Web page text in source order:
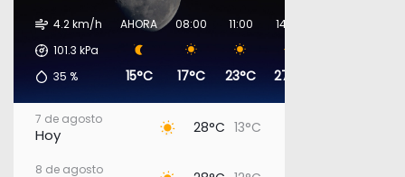
4.2 km/h
101.3 kPa
35 %
AHORA
15°C
08:00
17°C
11:00
23°C
14:00
27°C
7 de agosto
Hoy 28°C 13°C
8 de agosto